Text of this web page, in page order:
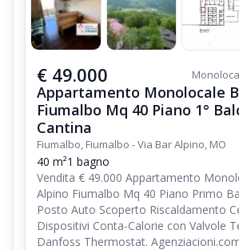
€ 49.000
Appartamento Monolocale
Fiumalbo Mq 40 Piano 1°
Cantina
Fiumalbo, Fiumalbo - Via Bar Alpino, MO
40 m²1 bagno
Vendita € 49.000 Appartamento
Alpino Fiumalbo Mq 40 Piano Primo
Posto Auto Scoperto Riscaldamento
Dispositivi Conta-Calorie con Valvole
Danfoss Thermostat.